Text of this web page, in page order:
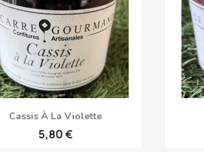
Anteprima
Cassis À La Violette
5,80 €